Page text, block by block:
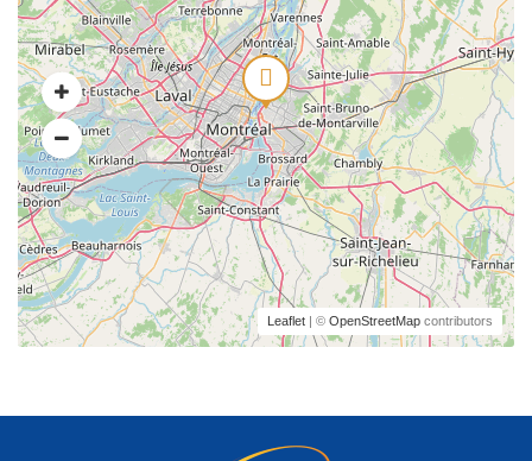
Leaflet | © OpenStreetMap contributors